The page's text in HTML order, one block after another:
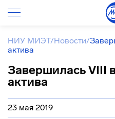
НИУ МИЭТ/Новости/
актива
Завершилась VIII
актива
23 мая 2019